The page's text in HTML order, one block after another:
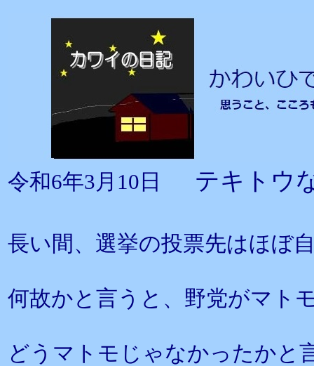
令和6年3月10日 テキトウ
長い間、選挙の投票先はほぼ
何故かと言うと、野党がマト
どうマトモじゃなかったかと